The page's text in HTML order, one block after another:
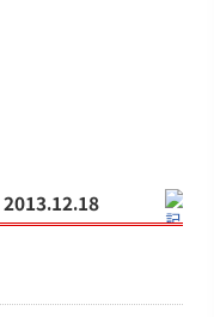
2013.12.18